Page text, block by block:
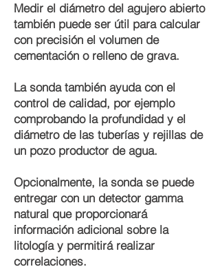
Medir el diámetro del agujero abierto
también puede ser útil para calcular
con precisión el volumen de
cementación o relleno de grava.
La sonda también ayuda con el
control de calidad, por ejemplo
comprobando la profundidad y el
diámetro de las tuberías y rejillas de
un pozo productor de agua.
Opcionalmente, la sonda se puede
entregar con un detector gamma
natural que proporcionará
información adicional sobre la
litología y permitirá realizar
correlaciones.